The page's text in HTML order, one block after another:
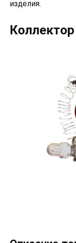
изделия.